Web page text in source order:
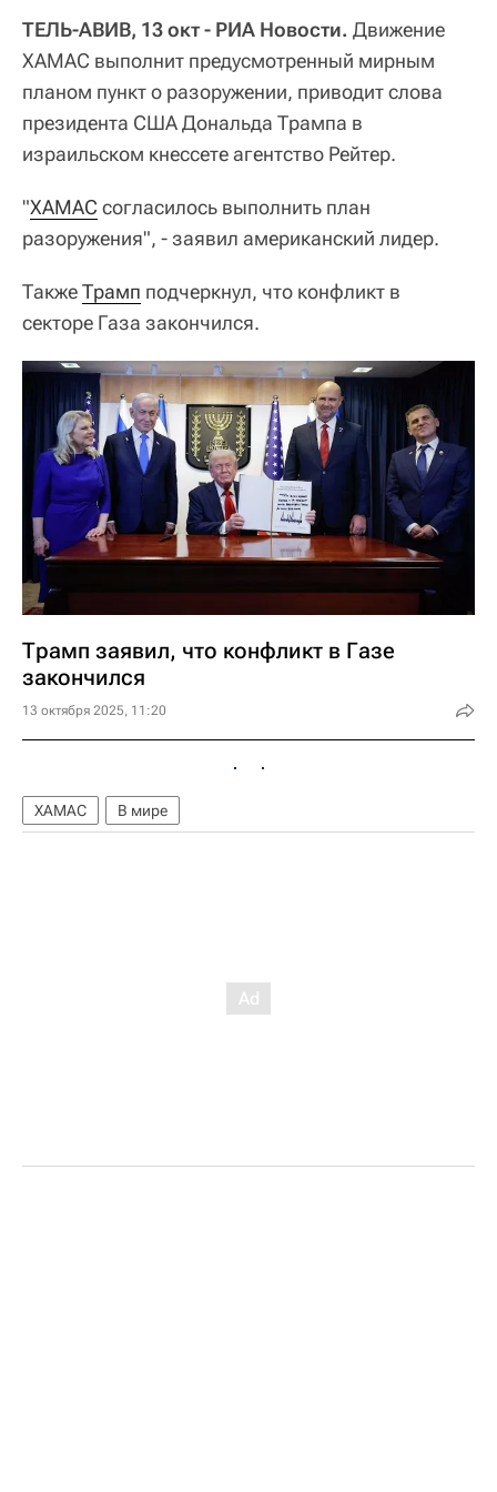
ТЕЛЬ-АВИВ, 13 окт - РИА Новости. Движение
ХАМАС выполнит предусмотренный мирным
планом пункт о разоружении, приводит слова
президента США Дональда Трампа в
израильском кнессете агентство Рейтер.
"ХАМАС согласилось выполнить план
разоружения", - заявил американский лидер.
ТакжеТрамп подчеркнул, что конфликт в
секторе Газа закончился.
Трамп заявил, что конфликт в Газе
закончился
13 октября 2025, 11:20
ХАМАС В мире